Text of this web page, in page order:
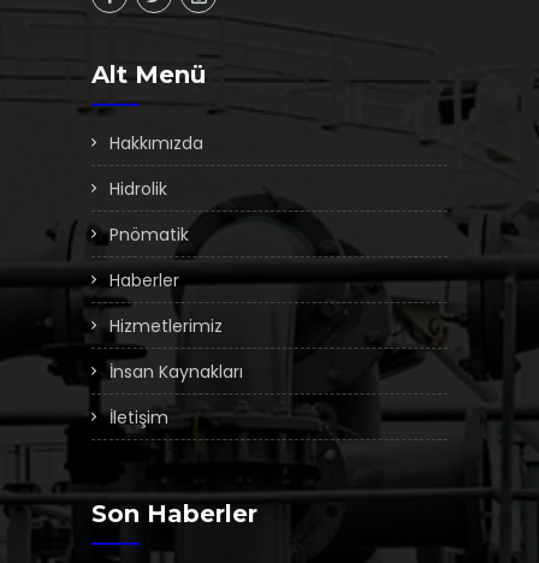
Alt Menü
Hakkımızda
Hidrolik
Pnömatik
Haberler
Hizmetlerimiz
İnsan Kaynakları
İletişim
Son Haberler